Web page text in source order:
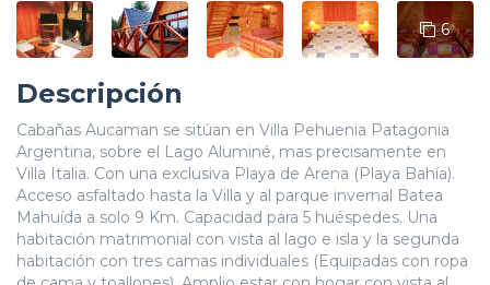
6
Descripción
Cabañas Aucaman se sitúan en Villa Pehuenia Patagonia
Argentina, sobre el Lago Aluminé, mas precisamente en
Villa Italia. Con una exclusiva Playa de Arena (Playa Bahía).
Acceso asfaltado hasta la Villa y al parque invernal Batea
Mahuída a solo 9 Km. Capacidad para 5 huéspedes. Una
habitación matrimonial con vista al lago e isla y la segunda
habitación con tres camas individuales (Equipadas con ropa